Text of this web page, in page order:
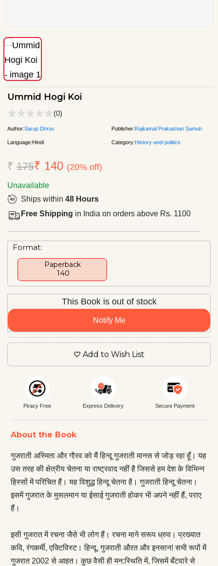
Ummid Hogi Koi
(0)
Author:Sarup Dhruv Publisher:Rajkamal Prakashan Samuh
Language:Hindi Category:History-and-politics
₹ 175₹ 140 (20% off)
Unavailable
Ships within 48 Hours
Free Shipping in India on orders above Rs. 1100
Format:
Paperback
₹ 140
This Book is out of stock
Notify Me
Add to Wish List
Piracy Free Express Delivery Secure Payment
About the Book
गुजराती अस्मिता और गौरव को मैं हिन्दू गुजराती मानस से जोड़ रहा हूँ। यह
उस तरह की क्षेत्रीय चेतना या राष्ट्रवाद नहीं है जिससे हम देश के विभिन्न
हिस्सों में परिचित हैं। यह विशुद्ध हिन्दू चेतना है। गुजराती हिन्दू चेतना।
इसमें गुजरात के मुसलमान या ईसाई गुजराती होकर भी अपने नहीं हैं, पराए
हैं।
इसी गुजरात में रचना जैसे भी लोग हैं। रचना माने सरूप ध्रुव। प्रख्यात
कवि, रंगकर्मी, एक्टिविस्ट। हिन्दू, गुजराती औरत और इनसान! सभी रूपों में
गुजरात 2002 से आहत। कुछ वैसी ही मन:स्थिति में, जिसमें बँटवारे से